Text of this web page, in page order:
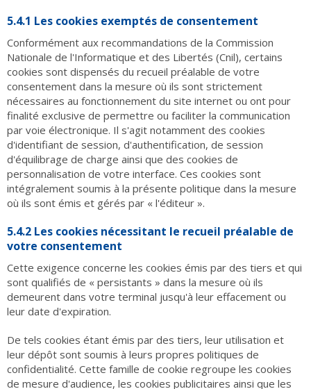
5.4.1 Les cookies exemptés de consentement
Conformément aux recommandations de la Commission
Nationale de l'Informatique et des Libertés (Cnil), certains
cookies sont dispensés du recueil préalable de votre
consentement dans la mesure où ils sont strictement
nécessaires au fonctionnement du site internet ou ont pour
finalité exclusive de permettre ou faciliter la communication
par voie électronique. Il s'agit notamment des cookies
d'identifiant de session, d'authentification, de session
d'équilibrage de charge ainsi que des cookies de
personnalisation de votre interface. Ces cookies sont
intégralement soumis à la présente politique dans la mesure
où ils sont émis et gérés par « l'éditeur ».
5.4.2 Les cookies nécessitant le recueil préalable de
votre consentement
Cette exigence concerne les cookies émis par des tiers et qui
sont qualifiés de « persistants » dans la mesure où ils
demeurent dans votre terminal jusqu'à leur effacement ou
leur date d'expiration.
De tels cookies étant émis par des tiers, leur utilisation et
leur dépôt sont soumis à leurs propres politiques de
confidentialité. Cette famille de cookie regroupe les cookies
de mesure d'audience, les cookies publicitaires ainsi que les